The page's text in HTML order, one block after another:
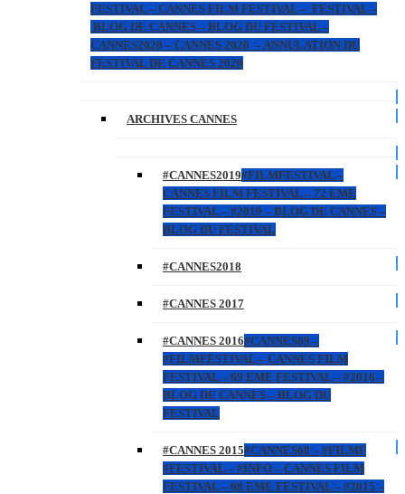
FESTIVAL – CANNES FILM FESTIVAL – FESTIVAL –
BLOG DE CANNES – BLOG DU FESTIVAL –
CANNES2020 – CANNES 2020 – ANNULATION DU
FESTIVAL DE CANNES 2020
ARCHIVES CANNES
#CANNES2019#FILMFESTIVAL –
CANNES FILM FESTIVAL – 72 EME
FESTIVAL – #2019 – BLOG DE CANNES –
BLOG DU FESTIVAL
#CANNES2018
#CANNES 2017
#CANNES 2016#CANNES69 –
#FILMFESTIVAL – CANNES FILM
FESTIVAL – 69 EME FESTIVAL – #2016 –
BLOG DE CANNES – BLOG DU
FESTIVAL
#CANNES 2015#CANNES68 – #FILMF
#FESTIVAL – #INFO – CANNES FILM
FESTIVAL – 68 EME FESTIVAL – #2015 –